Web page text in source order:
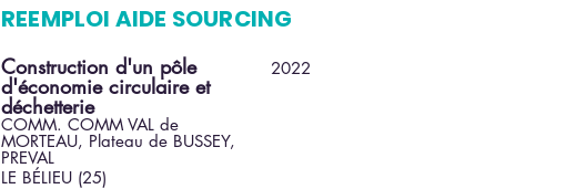
REEMPLOI AIDE SOURCING
Construction d'un pôle
d'économie circulaire et
déchetterie
COMM. COMM VAL de
MORTEAU, Plateau de BUSSEY,
PREVAL
LE BÉLIEU (25)
2022